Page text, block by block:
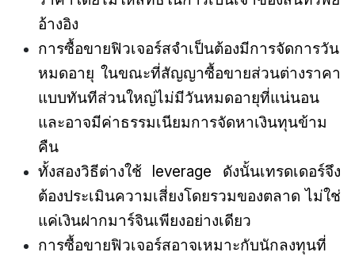
อ้างอิง
การซื้อขายฟิวเจอร์สจำเป็นต้องมีการจัดการวัน
หมดอายุ ในขณะที่สัญญาซื้อขายส่วนต่างราคา
แบบทันทีส่วนใหญ่ไม่มีวันหมดอายุที่แน่นอน
และอาจมีค่าธรรมเนียมการจัดหาเงินทุนข้าม
คืน
ทั้งสองวิธีต่างใช้ leverage ดังนั้นเทรดเดอร์จึง
ต้องประเมินความเสี่ยงโดยรวมของตลาด ไม่ใช่
แค่เงินฝากมาร์จินเพียงอย่างเดียว
การซื้อขายฟิวเจอร์สอาจเหมาะกับนักลงทุนที่